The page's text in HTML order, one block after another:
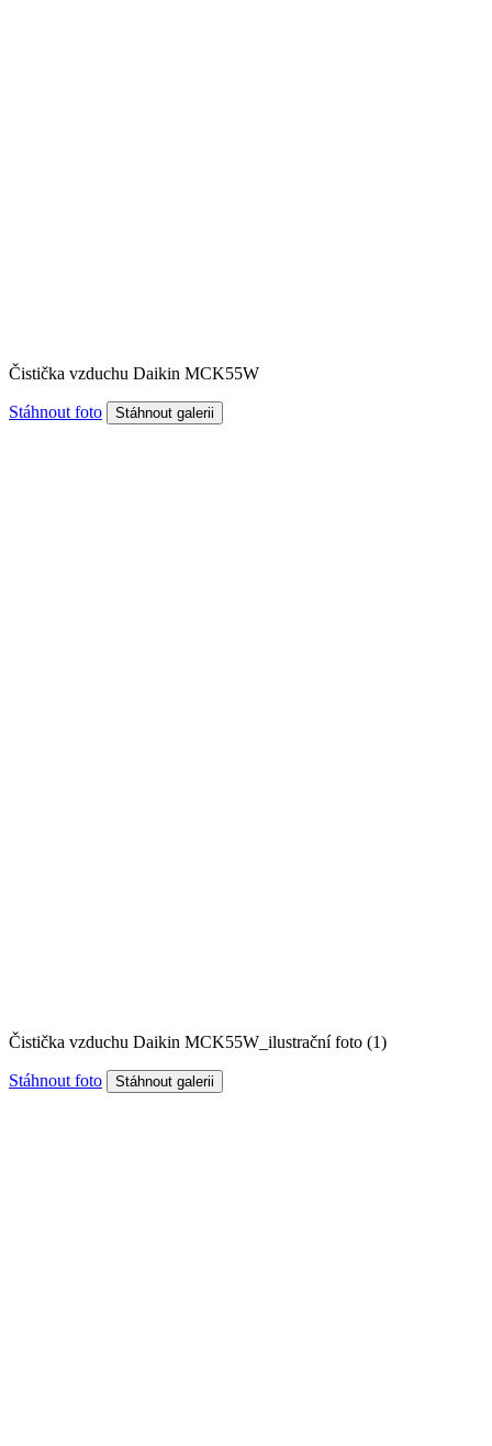
Čistička vzduchu Daikin MCK55W
Stáhnout foto
Čistička vzduchu Daikin MCK55W_ilustrační foto (1)
Stáhnout foto